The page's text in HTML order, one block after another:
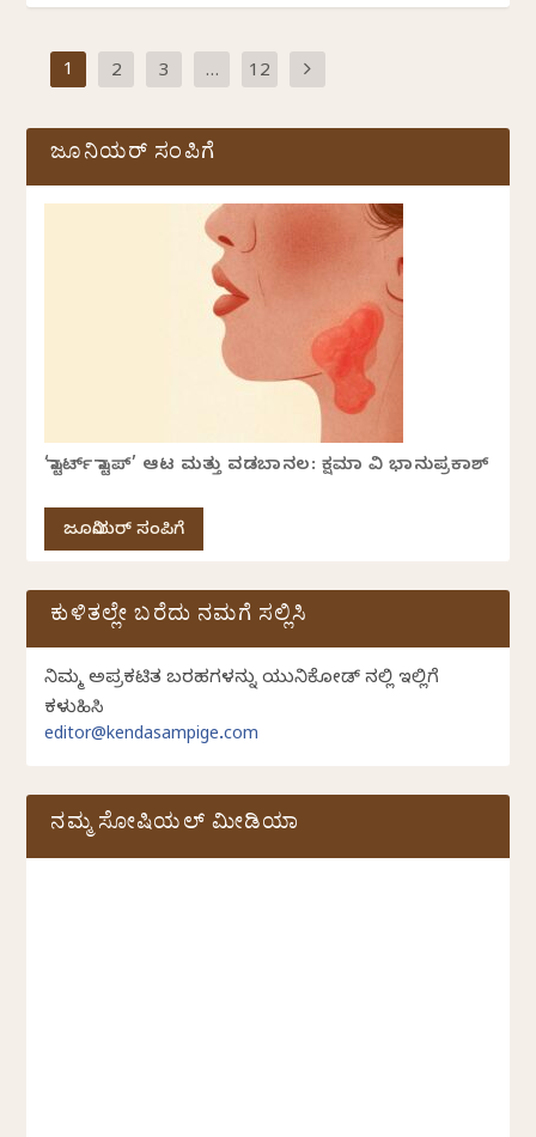
1 2 3 … 12
ಜೂನಿಯರ್ ಸಂಪಿಗೆ
‘ಸ್ಟಾರ್ಟ್ ಸ್ಟಾಪ್’ ಆಟ ಮತ್ತು ವಡಬಾನಲ: ಕ್ಷಮಾ ವಿ ಭಾನುಪ್ರಕಾಶ್
ಜೂನಿಯರ್ ಸಂಪಿಗೆ
ಕುಳಿತಲ್ಲೇ ಬರೆದು ನಮಗೆ ಸಲ್ಲಿಸಿ
ನಿಮ್ಮ ಅಪ್ರಕಟಿತ ಬರಹಗಳನ್ನು ಯುನಿಕೋಡ್ ನಲ್ಲಿ ಇಲ್ಲಿಗೆ
ಕಳುಹಿಸಿ
editor@kendasampige.com
ನಮ್ಮ ಸೋಷಿಯಲ್‌ ಮೀಡಿಯಾ